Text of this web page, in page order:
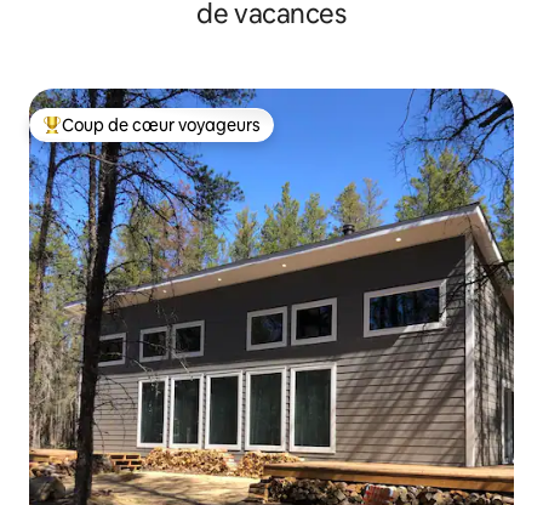
de vacances
Coups de cœur voyageurs les plus appréciés
Coup de cœur voyageurs